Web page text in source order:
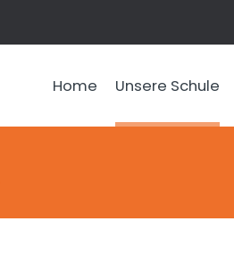
Home Unsere Schule